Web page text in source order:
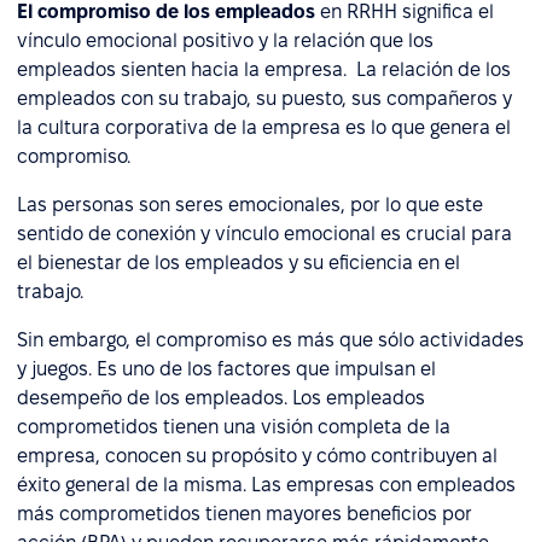
El compromiso de los empleados en RRHH significa el
vínculo emocional positivo y la relación que los
empleados sienten hacia la empresa. La relación de los
empleados con su trabajo, su puesto, sus compañeros y
la cultura corporativa de la empresa es lo que genera el
compromiso.
Las personas son seres emocionales, por lo que este
sentido de conexión y vínculo emocional es crucial para
el bienestar de los empleados y su eficiencia en el
trabajo.
Sin embargo, el compromiso es más que sólo actividades
y juegos. Es uno de los factores que impulsan el
desempeño de los empleados. Los empleados
comprometidos tienen una visión completa de la
empresa, conocen su propósito y cómo contribuyen al
éxito general de la misma. Las empresas con empleados
más comprometidos tienen mayores beneficios por